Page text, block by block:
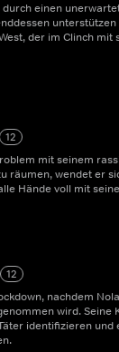
einen
unterstützen
der im Clinch mit
12
mit seinem
räumen, wendet er
Hände voll mit
12
nachdem
wird. Seine
identifizieren und